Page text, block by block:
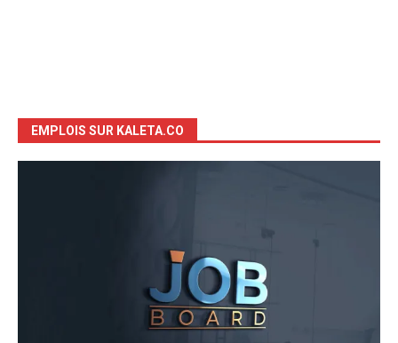
EMPLOIS SUR KALETA.CO